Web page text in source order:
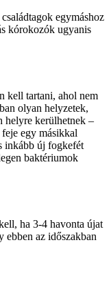
egymáshoz
kórokozók ugyanis
kell tartani, ahol nem
olyan helyzetek,
helyre kerülhetnek –
egy másikkal
inkább új fogkefét
baktériumok
ha 3-4 havonta újat
ebben az időszakban